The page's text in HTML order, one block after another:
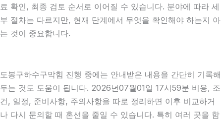
료 확인, 최종 검토 순서로 이어질 수 있습니다. 분야에 따라 세
부 절차는 다르지만, 현재 단계에서 무엇을 확인해야 하는지 아
는 것이 중요합니다.
도봉구하수구막힘 진행 중에는 안내받은 내용을 간단히 기록해
두는 것도 도움이 됩니다. 2026년07월01일 17시59분 비용, 조
건, 일정, 준비사항, 주의사항을 따로 정리하면 이후 비교하거
나 다시 문의할 때 혼선을 줄일 수 있습니다. 특히 여러 곳을 함